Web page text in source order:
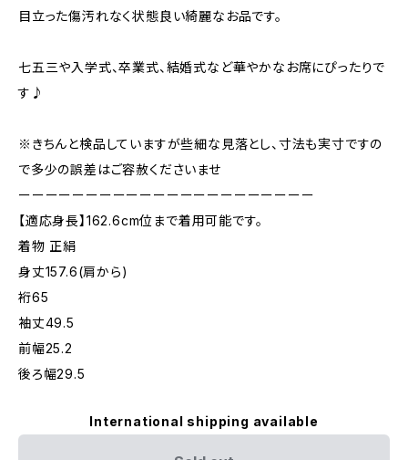
目立った傷汚れなく状態良い綺麗なお品です。
七五三や入学式、卒業式、結婚式など華やかなお席にぴったりで
す♪
※きちんと検品していますが些細な見落とし、寸法も実寸ですの
で多少の誤差はご容赦くださいませ
ーーーーーーーーーーーーーーーーーーーーーー
【適応身長】162.6cm位まで着用可能です。
着物 正絹
身丈157.6(肩から)
裄65
袖丈49.5
前幅25.2
後ろ幅29.5
International shipping available